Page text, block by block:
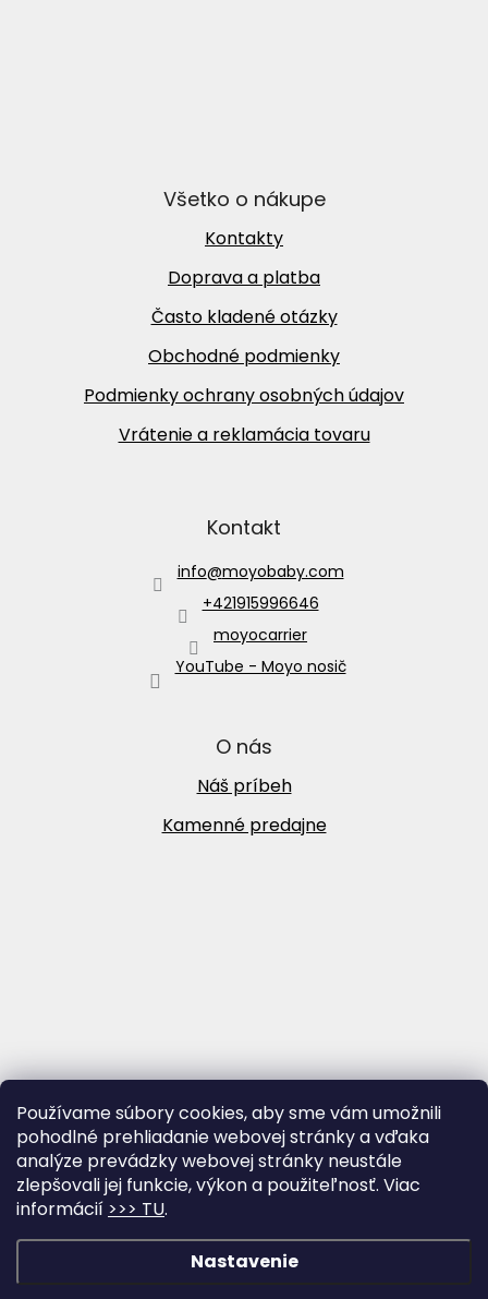
Používame súbory cookies, aby sme vám umožnili
pohodlné prehliadanie webovej stránky a vďaka
analýze prevádzky webovej stránky neustále
zlepšovali jej funkcie, výkon a použiteľnosť. Viac
informácií >>> TU.
Nastavenie
Všetko o nákupe
Kontakty
Doprava a platba
Často kladené otázky
Obchodné podmienky
Podmienky ochrany osobných údajov
Vrátenie a reklamácia tovaru
Kontakt
info@moyobaby.com
+421915996646
moyocarrier
YouTube - Moyo nosič
O nás
Náš príbeh
Kamenné predajne
Vytvoril Shoptet &